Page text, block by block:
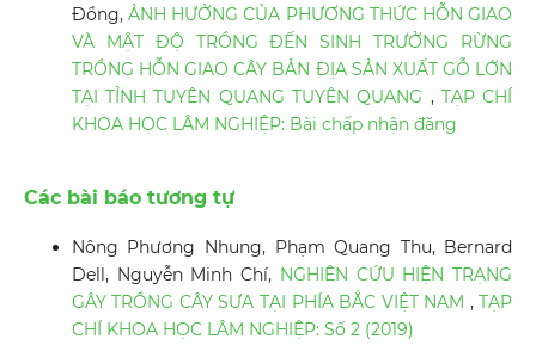
Đồng,ẢNH HƯỞNG CỦA PHƯƠNG THỨC HỖN GIAO
VÀ MẬT ĐỘ TRỒNG ĐẾN SINH TRƯỞNG RỪNG
TRỒNG HỖN GIAO CÂY BẢN ĐỊA SẢN XUẤT GỖ LỚN
TẠI TỈNH TUYÊN QUANG TUYÊN QUANG , TẠP CHÍ
KHOA HỌC LÂM NGHIỆP: Bài chấp nhận đăng
Các bài báo tương tự
Nông Phương Nhung, Phạm Quang Thu, Bernard
Dell, Nguyễn Minh Chí, NGHIÊN CỨU HIỆN TRẠNG
GÂY TRỒNG CÂY SƯA TẠI PHÍA BẮC VIỆT NAM ,TẠP
CHÍ KHOA HỌC LÂM NGHIỆP: Số 2 (2019)